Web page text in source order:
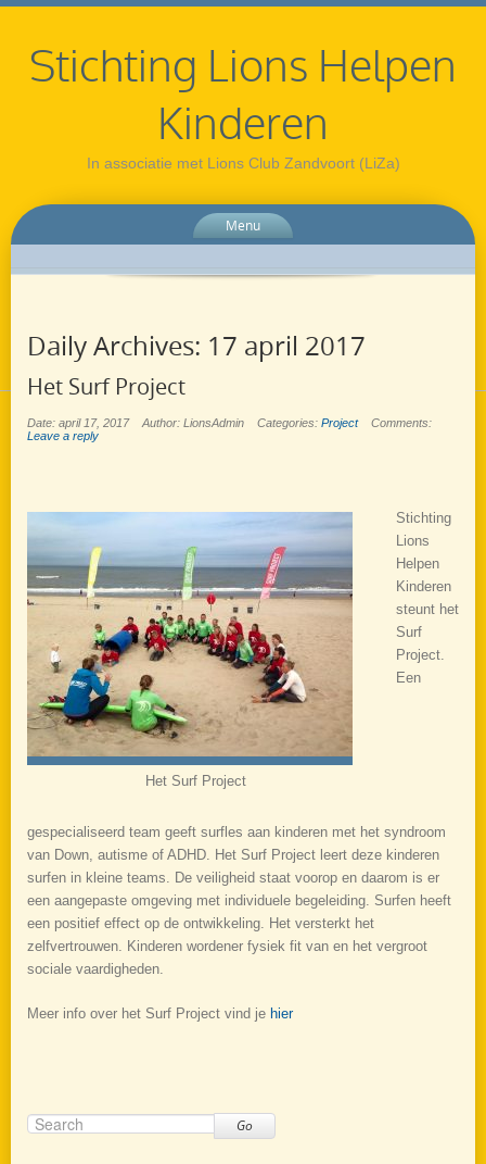
Stichting Lions Helpen
Kinderen
In associatie met Lions Club Zandvoort (LiZa)
Menu
Daily Archives: 17 april 2017
Het Surf Project
Date: april 17, 2017 Author: LionsAdmin Categories: Project
Comments:
Leave a reply
Het Surf Project
Stichting
Lions
Helpen
Kinderen
steunt het
Surf
Project.
Een
gespecialiseerd team geeft surfles aan kinderen met het syndroom
van Down, autisme of ADHD. Het Surf Project leert deze kinderen
surfen in kleine teams. De veiligheid staat voorop en daarom is er
een aangepaste omgeving met individuele begeleiding. Surfen heeft
een positief effect op de ontwikkeling. Het versterkt het
zelfvertrouwen. Kinderen wordener fysiek fit van en het vergroot
sociale vaardigheden.
Meer info over het Surf Project vind je hier
Go